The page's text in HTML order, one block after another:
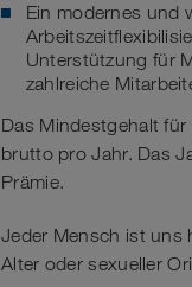
Ein modernes und
Unterstützung für
zahlreiche
Das Mindestgehalt
brutto pro Jahr. Das
Prämie.
Jeder Mensch ist uns
Alter oder sexueller